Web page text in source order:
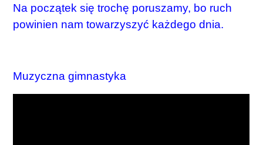
Na początek się trochę poruszamy, bo ruch
powinien nam towarzyszyć każdego dnia.
Muzyczna gimnastyka